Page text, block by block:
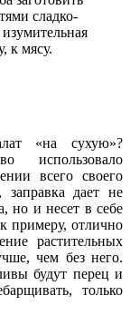
сладко-
к мясу.
«на сухую»?
использовало
всего своего
заправка дает не
но и несет в себе
примеру, отлично
растительных
чем без него.
будут перец и
только